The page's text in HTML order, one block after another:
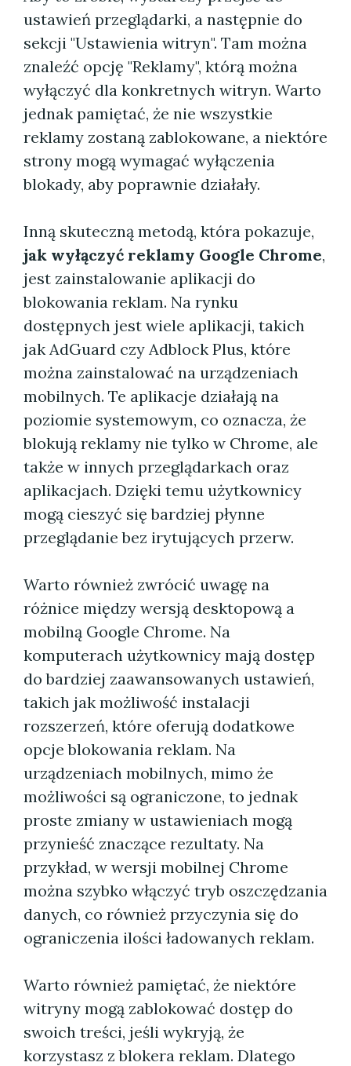
ustawień przeglądarki, a następnie do
sekcji "Ustawienia witryn". Tam można
znaleźć opcję "Reklamy", którą można
wyłączyć dla konkretnych witryn. Warto
jednak pamiętać, że nie wszystkie
reklamy zostaną zablokowane, a niektóre
strony mogą wymagać wyłączenia
blokady, aby poprawnie działały.
Inną skuteczną metodą, która pokazuje,
jak wyłączyć reklamy Google Chrome,
jest zainstalowanie aplikacji do
blokowania reklam. Na rynku
dostępnych jest wiele aplikacji, takich
jak AdGuard czy Adblock Plus, które
można zainstalować na urządzeniach
mobilnych. Te aplikacje działają na
poziomie systemowym, co oznacza, że
blokują reklamy nie tylko w Chrome, ale
także w innych przeglądarkach oraz
aplikacjach. Dzięki temu użytkownicy
mogą cieszyć się bardziej płynne
przeglądanie bez irytujących przerw.
Warto również zwrócić uwagę na
różnice między wersją desktopową a
mobilną Google Chrome. Na
komputerach użytkownicy mają dostęp
do bardziej zaawansowanych ustawień,
takich jak możliwość instalacji
rozszerzeń, które oferują dodatkowe
opcje blokowania reklam. Na
urządzeniach mobilnych, mimo że
możliwości są ograniczone, to jednak
proste zmiany w ustawieniach mogą
przynieść znaczące rezultaty. Na
przykład, w wersji mobilnej Chrome
można szybko włączyć tryb oszczędzania
danych, co również przyczynia się do
ograniczenia ilości ładowanych reklam.
Warto również pamiętać, że niektóre
witryny mogą zablokować dostęp do
swoich treści, jeśli wykryją, że
korzystasz z blokera reklam. Dlatego